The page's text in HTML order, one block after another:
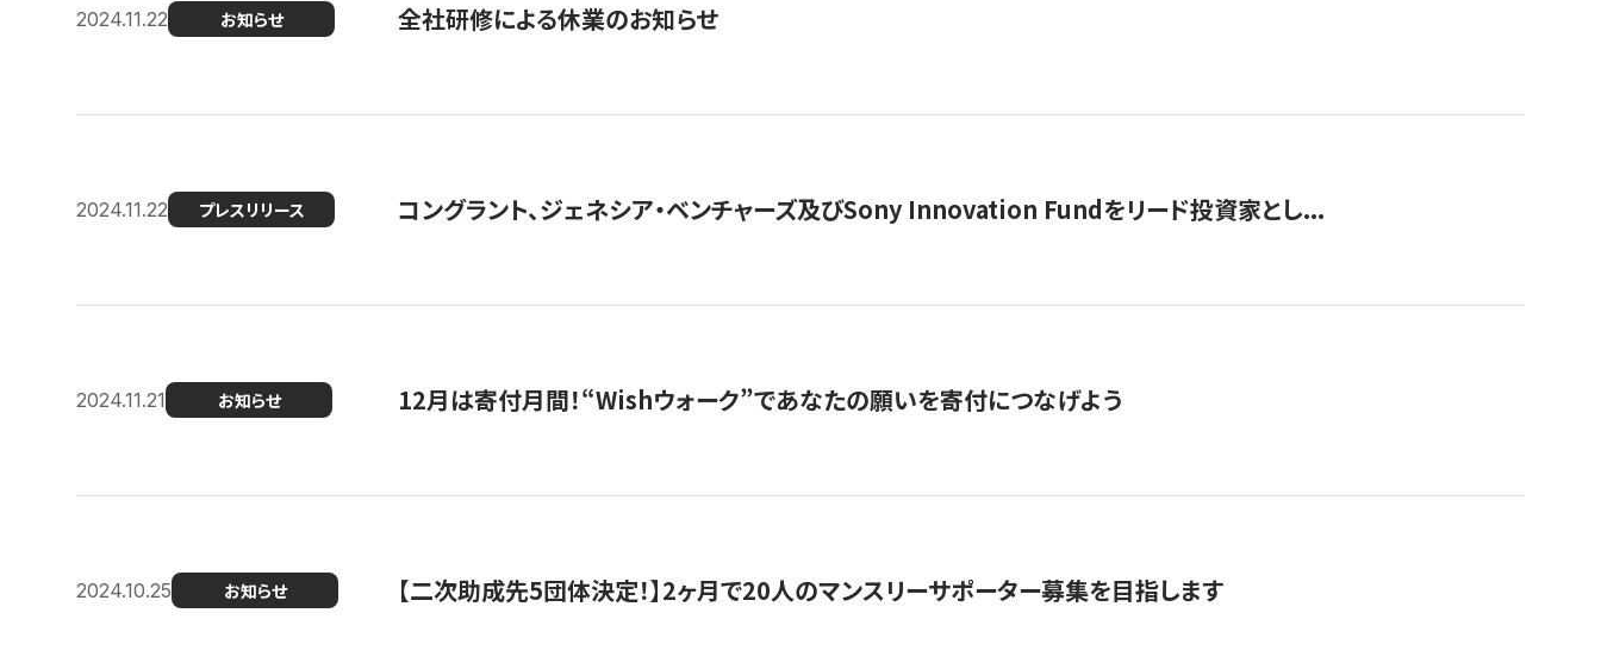
2024.11.22 お知らせ 全社研修による休業のお知らせ
2024.11.22 プレスリリース コングラント、ジェネシア・ベンチャーズ及びSony Innovation Fundをリード投資家とし...
2024.11.21 お知らせ 12月は寄付月間！“Wishウォーク”であなたの願いを寄付につなげよう
2024.10.25 お知らせ 【二次助成先5団体決定！】2ヶ月で20人のマンスリーサポーター募集を目指します